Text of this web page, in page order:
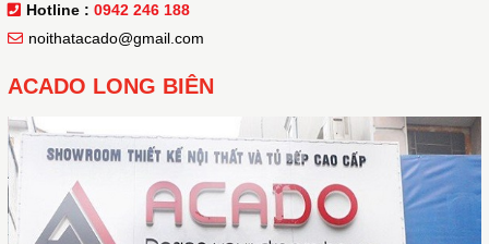
Hotline : 0942 246 188
noithatacado@gmail.com
ACADO LONG BIÊN